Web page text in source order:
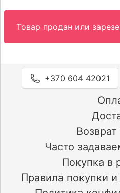
Товар продан или
+370 604 42021
Возврат
Часто
Покупка в
Правила покупки